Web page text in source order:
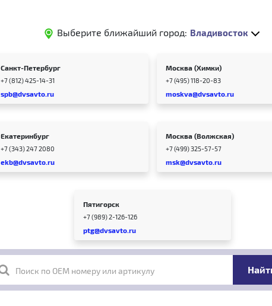
Выберите ближайший город: Владивосток
Санкт-Петербург
+7 (812) 425-14-31
spb@dvsavto.ru
Москва (Химки)
+7 (495) 118-20-83
moskva@dvsavto.ru
Екатеринбург
+7 (343) 247 2080
ekb@dvsavto.ru
Москва (Волжская)
+7 (499) 325-57-57
msk@dvsavto.ru
Пятигорск
+7 (989) 2-126-126
ptg@dvsavto.ru
Поиск по OEM номеру или артикулу